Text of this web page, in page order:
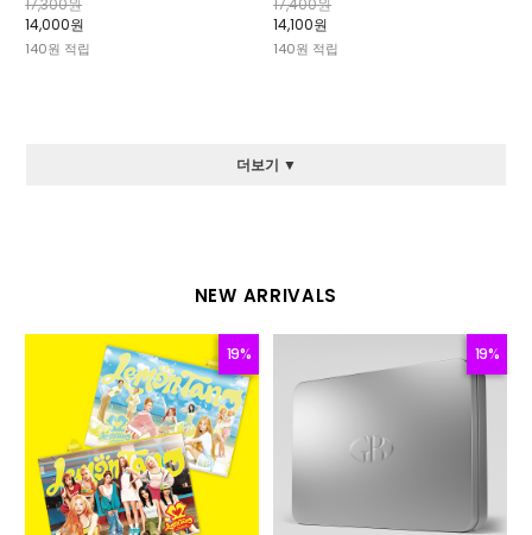
14,000원
140원 적립
14,100원
140원 적립
더보기 ▼
NEW ARRIVALS
19% 19%